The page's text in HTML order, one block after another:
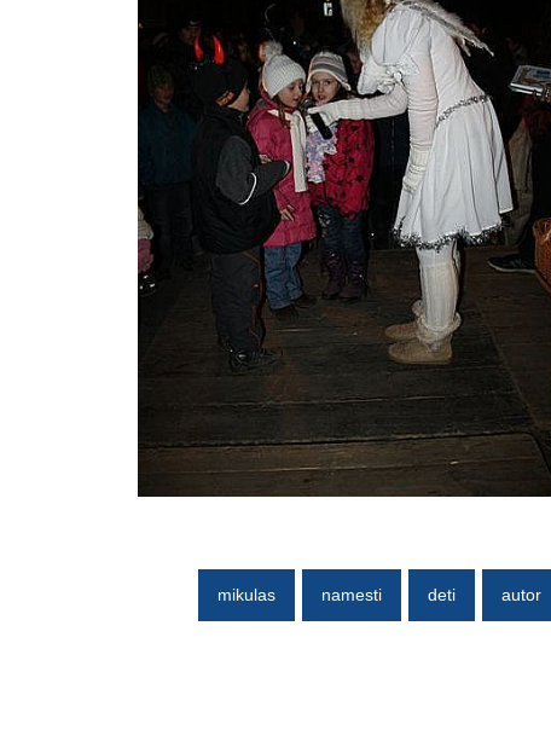
mikulas namesti deti autor